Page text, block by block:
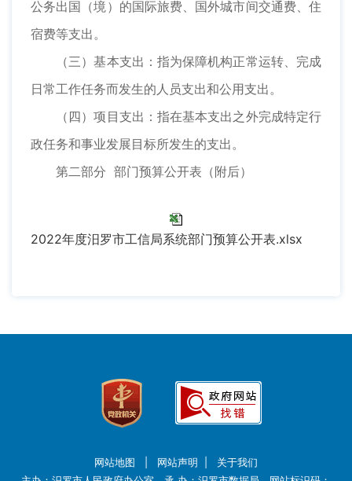
公务出国（境）的国际旅费、国外城市间交通费、住
宿费等支出。
（三）基本支出：指为保障机构正常运转、完成
日常工作任务而发生的人员支出和公用支出。
（四）项目支出：指在基本支出之外完成特定行
政任务和事业发展目标所发生的支出。
第二部分 部门预算公开表（附后）
2022年度汨罗市工信局系统部门预算公开表.xlsx
网站地图 网站声明
关于我们